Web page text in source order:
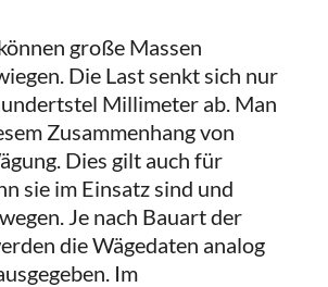
große Massen
Die Last senkt sich nur
Millimeter ab. Man
Zusammenhang von
Dies gilt auch für
sie im Einsatz sind und
Je nach Bauart der
die Wägedaten analog
Im